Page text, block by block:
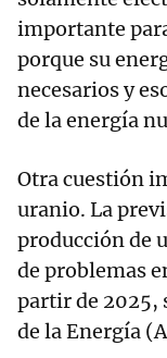
importante
porque su
necesarios y
de la energía
Otra cuestión
uranio. La
producción de
de problemas
partir de 2025,
de la Energía